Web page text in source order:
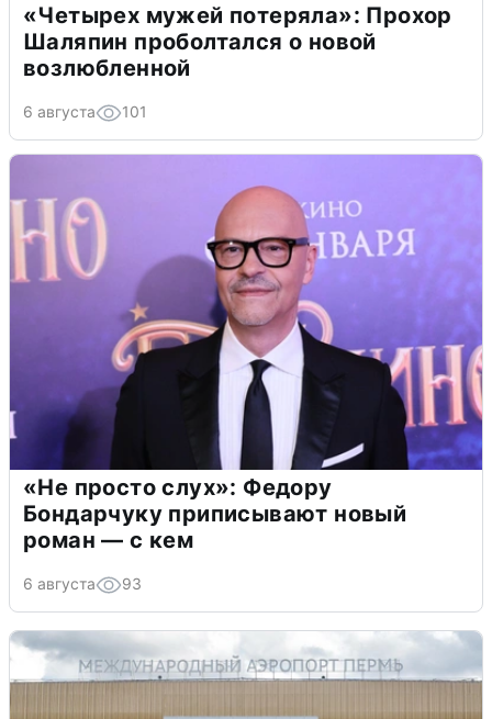
«Четырех мужей потеряла»: Прохор
Шаляпин проболтался о новой
возлюбленной
6 августа 101
«Не просто слух»: Федору
Бондарчуку приписывают новый
роман — с кем
6 августа 93